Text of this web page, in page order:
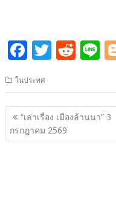
F
e
b
o
o
T
itt
er
R
d
di
t
Li
e
ในประทศ
แนะแนว
เรื่อง
“เล่าเรื่อง เมืองล้านนา” 3
กรกฎาคม 2569